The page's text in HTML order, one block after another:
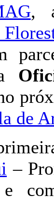
,
de
–
e